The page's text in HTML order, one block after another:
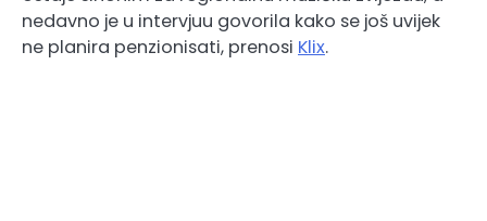
nedavno je u intervjuu govorila kako se još uvijek
ne planira penzionisati, prenosi Klix.